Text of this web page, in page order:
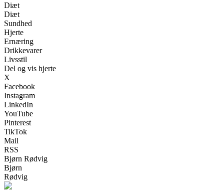
Diæt
Diæt
Sundhed
Hjerte
Ernæring
Drikkevarer
Livsstil
Del og vis hjerte
X
Facebook
Instagram
LinkedIn
YouTube
Pinterest
TikTok
Mail
RSS
Bjørn Rødvig
Bjørn
Rødvig